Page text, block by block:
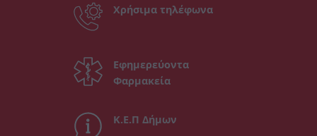
Χρήσιμα τηλέφωνα
Εφημερεύοντα
Φαρμακεία
Κ.Ε.Π Δήμων